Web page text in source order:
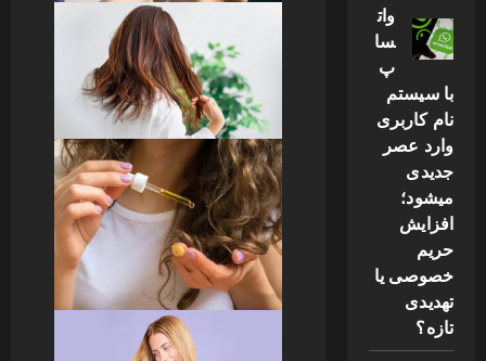
وات
سا
پ
با سیستم
نام کاربری
وارد عصر
جدیدی
میشود؛
افزایش
حریم
خصوصی یا
تهدیدی
تازه؟